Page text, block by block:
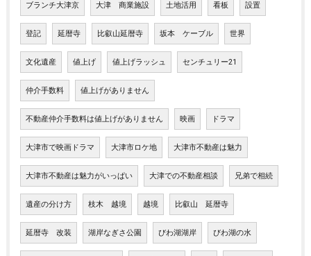
ブランチ大津京 大津 商業施設 土地活用 看板 設置
登記 延暦寺 比叡山延暦寺 坂本 ケーブル 世界
文化遺産 値上げ 値上げラッシュ センチュリー21
仲介手数料 値上げがありません
不動産仲介手数料は値上げがありません 映画 ドラマ
大津市で映画ドラマ 大津市ロケ地 大津市不動産は魅力
大津市不動産は魅力がいっぱい 大津での不動産相談 兄弟で相続
遺産の分け方 枝木 越境 越境 比叡山 延暦寺
延暦寺 改装 湖岸なぎさ公園 びわ湖湖岸 びわ湖の水